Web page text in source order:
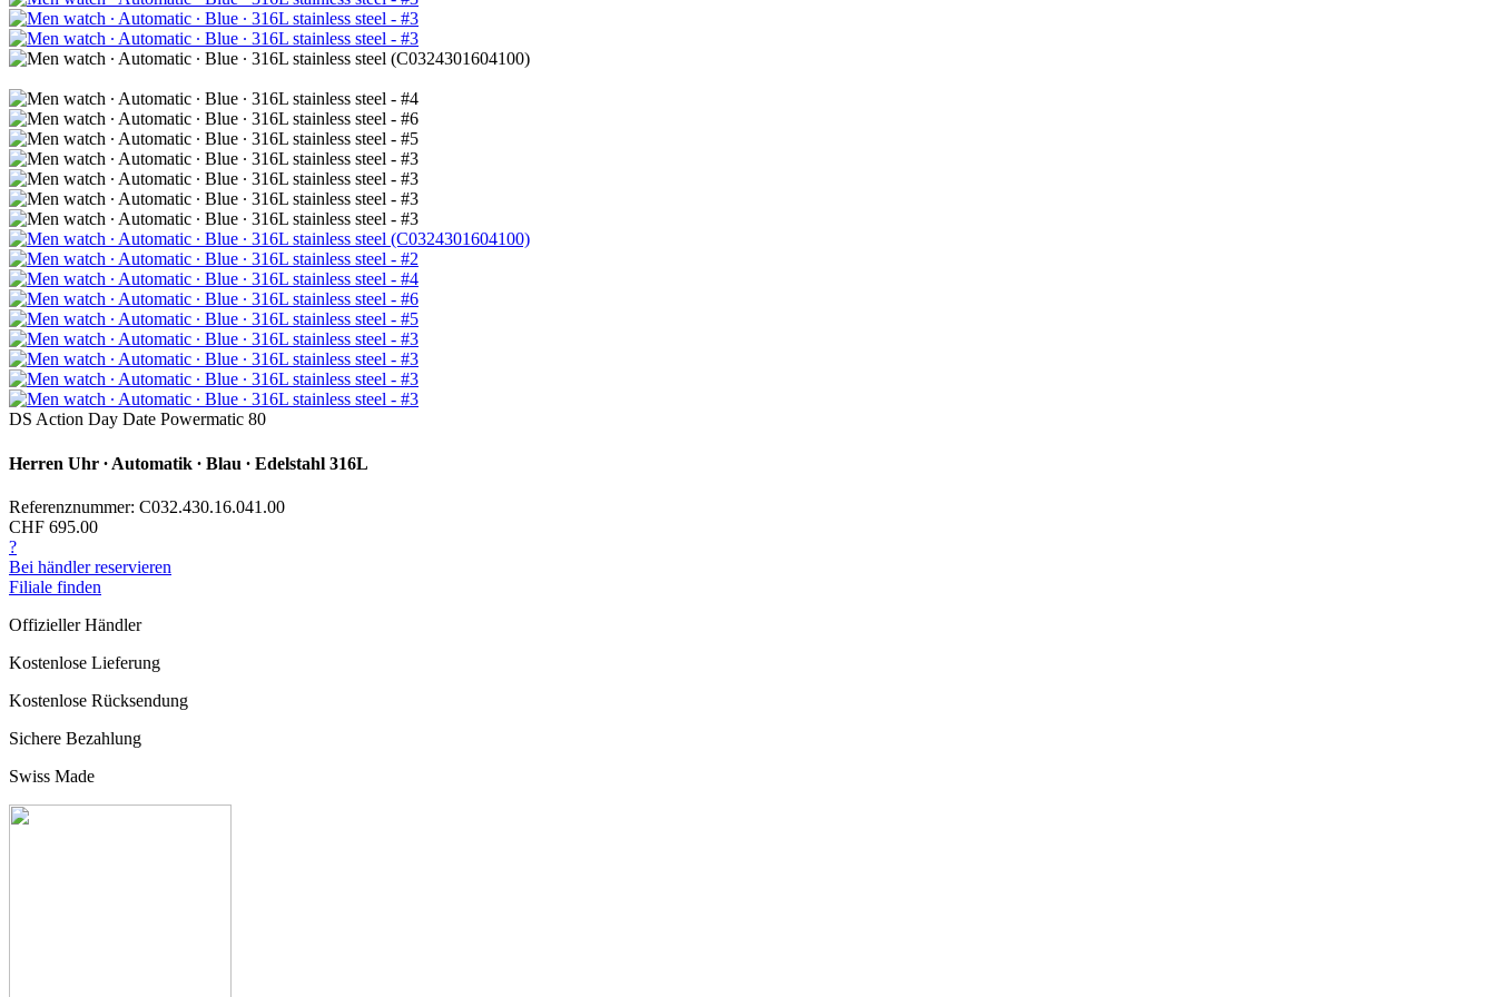
DS Action Day Date Powermatic 80
Herren Uhr ∙ Automatik ∙ Blau ∙ Edelstahl 316L
Referenznummer: C032.430.16.041.00
CHF 695.00
?
Bei händler reservieren
Filiale finden
Offizieller Händler
Kostenlose Lieferung
Kostenlose Rücksendung
Sichere Bezahlung
Swiss Made